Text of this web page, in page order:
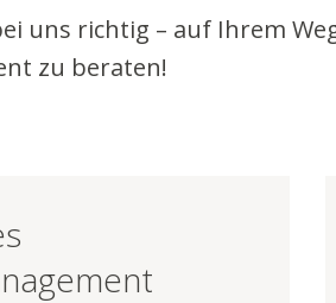
uns richtig – auf Ihrem
zu beraten!